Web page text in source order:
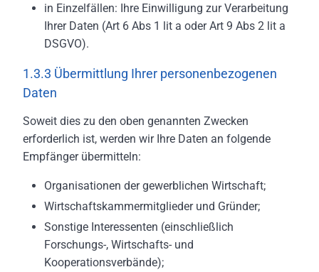
in Einzelfällen: Ihre Einwilligung zur Verarbeitung
Ihrer Daten (Art 6 Abs 1 lit a oder Art 9 Abs 2 lit a
DSGVO).
1.3.3 Übermittlung Ihrer personenbezogenen
Daten
Soweit dies zu den oben genannten Zwecken
erforderlich ist, werden wir Ihre Daten an folgende
Empfänger übermitteln:
Organisationen der gewerblichen Wirtschaft;
Wirtschaftskammermitglieder und Gründer;
Sonstige Interessenten (einschließlich
Forschungs-, Wirtschafts- und
Kooperationsverbände);